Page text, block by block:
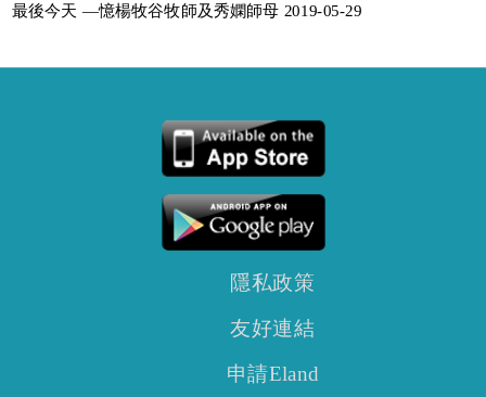
最後今天 —憶楊牧谷牧師及秀嫻師母 2019-05-29
隱私政策
友好連結
申請Eland